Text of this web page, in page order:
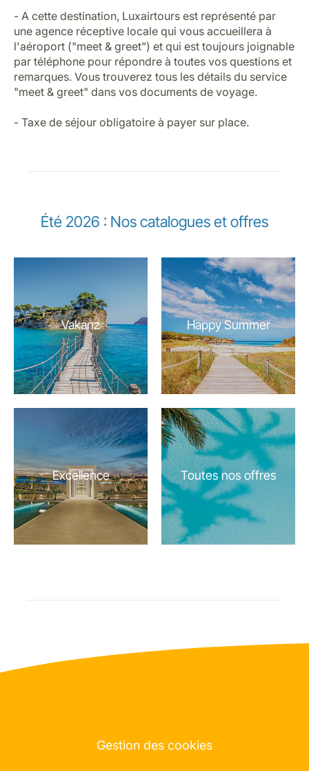
- A cette destination, Luxairtours est représenté par
une agence réceptive locale qui vous accueillera à
l'aéroport ("meet & greet") et qui est toujours joignable
par téléphone pour répondre à toutes vos questions et
remarques. Vous trouverez tous les détails du service
"meet & greet" dans vos documents de voyage.
- Taxe de séjour obligatoire à payer sur place.
Été 2026 : Nos catalogues et offres
Vakanz Happy Summer
Excellence Toutes nos offres
Gestion des cookies